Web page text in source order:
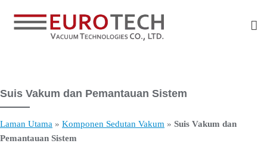
Suis Vakum dan Pemantauan Sistem
Laman Utama » Komponen Sedutan Vakum » Suis Vakum dan
Pemantauan Sistem